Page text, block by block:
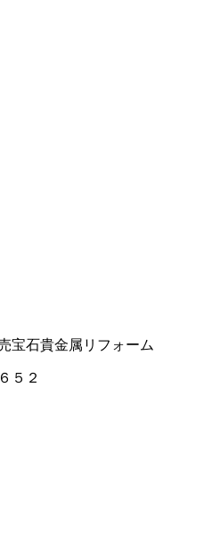
宝石貴金属リフォーム
５２